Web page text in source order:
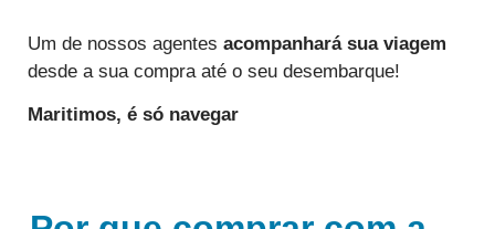
Um de nossos agentes acompanhará sua viagem
desde a sua compra até o seu desembarque!
Maritimos, é só navegar